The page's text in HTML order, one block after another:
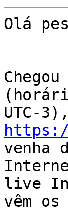
Olá
https://
venha
live
vêm os